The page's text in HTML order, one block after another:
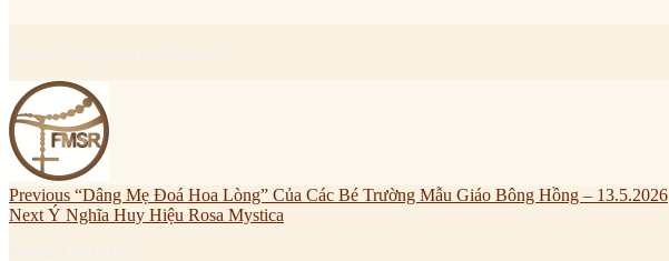
Previous “Dâng Mẹ Đoá Hoa Lòng” Của Các Bé Trường Mẫu Giáo Bông Hồng – 13.5.2026
Next Ý Nghĩa Huy Hiệu Rosa Mystica